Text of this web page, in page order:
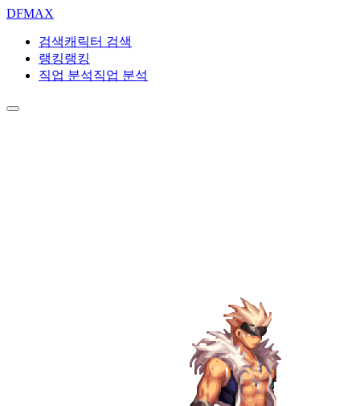
DFMAX
검색캐릭터 검색
랭킹랭킹
직업 분석직업 분석